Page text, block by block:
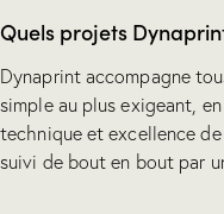
Quels projets
Dynaprint accompagne
simple au plus exigeant,
technique et excellence
suivi de bout en bout par